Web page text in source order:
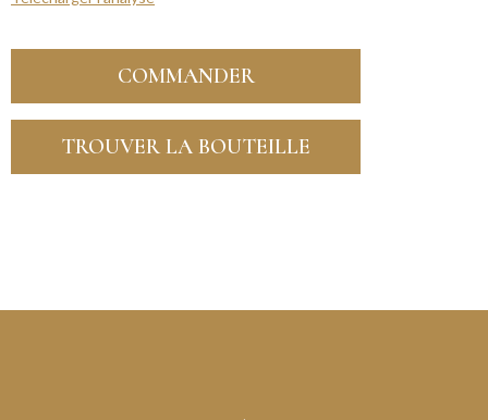
COMMANDER
TROUVER LA BOUTEILLE